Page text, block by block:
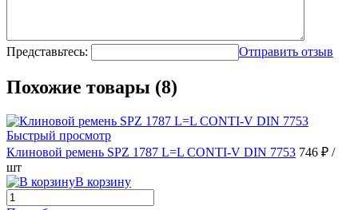
Представьтесь: Отправить отзыв
Похожие товары (8)
Быстрый просмотр
Клиновой ремень SPZ 1787 L=L CONTI-V DIN 7753 746 ₽ /
шт
В корзину